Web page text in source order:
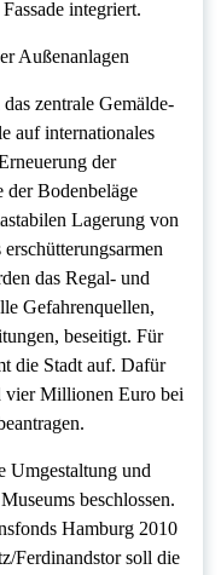
integriert.
Außenanlagen
zentrale Gemälde-
auf internationales
der
Bodenbeläge
Lagerung von
das Regal- und
Gefahrenquellen,
beseitigt. Für
die Stadt auf. Dafür
vier Millionen Euro bei
Umgestaltung und
beschlossen.
Hamburg 2010
Ferdinandstor soll die